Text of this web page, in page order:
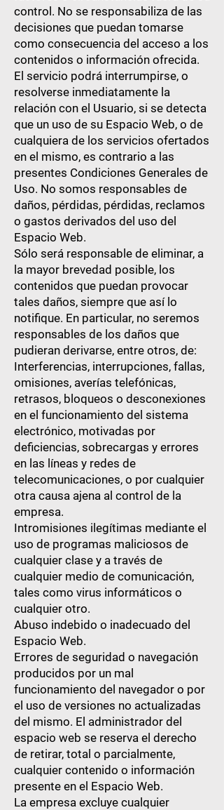
control. No se responsabiliza de las
decisiones que puedan tomarse
como consecuencia del acceso a los
contenidos o información ofrecida.
El servicio podrá interrumpirse, o
resolverse inmediatamente la
relación con el Usuario, si se detecta
que un uso de su Espacio Web, o de
cualquiera de los servicios ofertados
en el mismo, es contrario a las
presentes Condiciones Generales de
Uso. No somos responsables de
daños, pérdidas, pérdidas, reclamos
o gastos derivados del uso del
Espacio Web.
Sólo será responsable de eliminar, a
la mayor brevedad posible, los
contenidos que puedan provocar
tales daños, siempre que así lo
notifique. En particular, no seremos
responsables de los daños que
pudieran derivarse, entre otros, de:
Interferencias, interrupciones, fallas,
omisiones, averías telefónicas,
retrasos, bloqueos o desconexiones
en el funcionamiento del sistema
electrónico, motivadas por
deficiencias, sobrecargas y errores
en las líneas y redes de
telecomunicaciones, o por cualquier
otra causa ajena al control de la
empresa.
Intromisiones ilegítimas mediante el
uso de programas maliciosos de
cualquier clase y a través de
cualquier medio de comunicación,
tales como virus informáticos o
cualquier otro.
Abuso indebido o inadecuado del
Espacio Web.
Errores de seguridad o navegación
producidos por un mal
funcionamiento del navegador o por
el uso de versiones no actualizadas
del mismo. El administrador del
espacio web se reserva el derecho
de retirar, total o parcialmente,
cualquier contenido o información
presente en el Espacio Web.
La empresa excluye cualquier